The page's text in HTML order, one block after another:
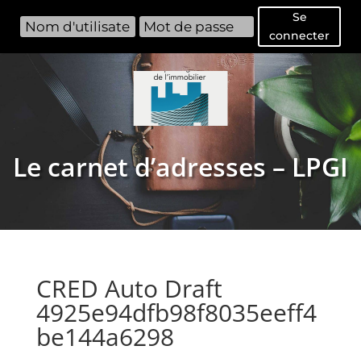
Se
connecter
Le carnet d’adresses – LPGI
CRED Auto Draft
4925e94dfb98f8035eeff4
be144a6298